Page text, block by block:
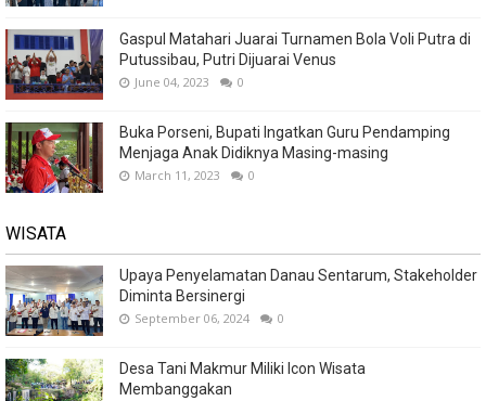
Gaspul Matahari Juarai Turnamen Bola Voli Putra di
Putussibau, Putri Dijuarai Venus
June 04, 2023 0
Buka Porseni, Bupati Ingatkan Guru Pendamping
Menjaga Anak Didiknya Masing-masing
March 11, 2023 0
WISATA
Upaya Penyelamatan Danau Sentarum, Stakeholder
Diminta Bersinergi
September 06, 2024 0
Desa Tani Makmur Miliki Icon Wisata
Membanggakan